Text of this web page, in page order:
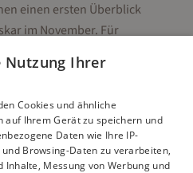
einen ersten Überblick
im November. Für
und Reisetipps
ReisezeitMadagaskar
Nutzung Ihrer
Cookies und ähnliche
Ihrem Gerät zu speichern und
Daten wie Ihre IP-
Browsing-Daten zu verarbeiten,
Messung von Werbung und